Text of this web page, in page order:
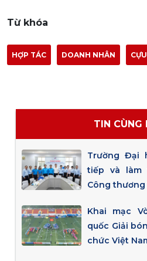
Từ khóa
HỢP TÁC DOANH NHÂN
TIN CÙNG
Trường Đại
tiếp và làm
Công thương
Khai mạc
quốc Giải
chức Việt